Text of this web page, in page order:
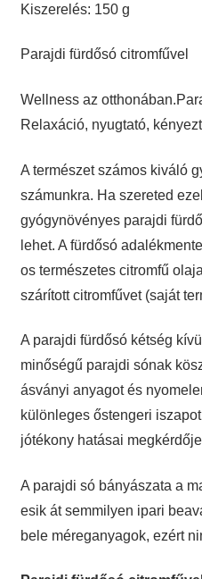
Kiszerelés: 150 g
Parajdi fürdősó citromfűvel
Wellness az
Relaxáció, nyugtató,
A természet számos kiváló
számunkra. Ha szereted
gyógynövényes parajdi
lehet. A fürdősó
os természetes citromfű
szárított citromfűvet (saját
A parajdi fürdősó kétség
minőségű parajdi sónak
ásványi anyagot és
különleges őstengeri
jótékony hatásai
A parajdi só bányászata a
esik át semmilyen ipari
bele méreganyagok, ezért